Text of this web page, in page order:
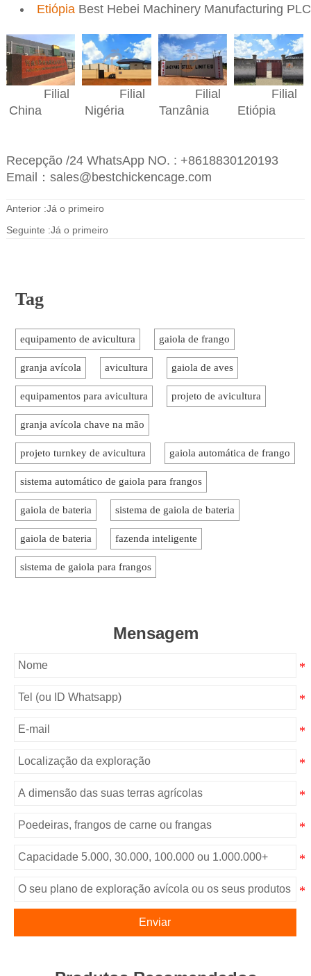
Etiópia Best Hebei Machinery Manufacturing PLC
Filial
China
Filial
Nigéria
Filial
Tanzânia
Filial
Etiópia
Recepção /24 WhatsApp NO. : +8618830120193
Email：sales@bestchickencage.com
Anterior :Já o primeiro
Seguinte :Já o primeiro
Tag
equipamento de avicultura gaiola de frango
granja avícola avicultura gaiola de aves
equipamentos para avicultura projeto de avicultura
granja avícola chave na mão
projeto turnkey de avicultura gaiola automática de frango
sistema automático de gaiola para frangos
gaiola de bateria sistema de gaiola de bateria
gaiola de bateria fazenda inteligente
sistema de gaiola para frangos
Mensagem
Enviar